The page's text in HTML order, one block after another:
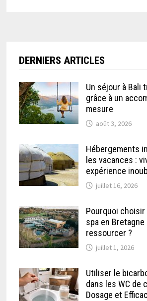
DERNIERS ARTICLES
Un séjour à Bali
grâce à un
mesure
août 3, 2026
Hébergements
les vacances :
expérience
juillet 16, 2026
Pourquoi
spa en Bretagne
ressourcer ?
juillet 1, 2026
Utiliser le
dans les WC de
Dosage et